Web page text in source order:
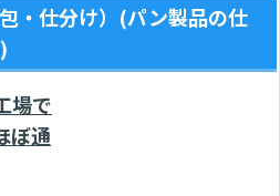
・仕分け）(パン製品の仕
場で
ぼ通